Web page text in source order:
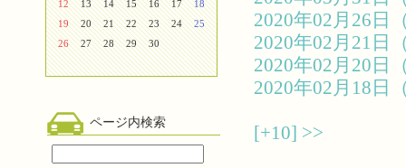
12
13 14 15 16 17
18
19
20 21 22 23 24
25
26
27 28 29 30
ページ内検索
2020年02月26
2020年02月21
2020年02月20
2020年02月18
[+10] >>